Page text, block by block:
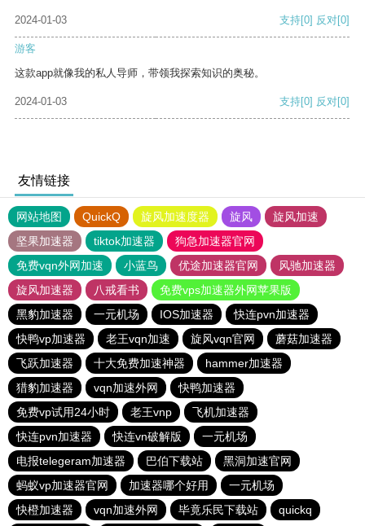
2024-01-03 支持[0] 反对[0]
游客
这款app就像我的私人导师，带领我探索知识的奥秘。
2024-01-03 支持[0] 反对[0]
友情链接
网站地图 QuickQ 旋风加速度器 旋风
旋风加速
坚果加速器
tiktok加速器
狗急加速器官网
免费vqn外网加速
小蓝鸟 优途加速器官网
风驰加速器
旋风加速器
八戒看书
免费vps加速器外网苹果版
黑豹加速器
一元机场 IOS加速器
快连pvn加速器
快鸭vp加速器
老王vqn加速 旋风vqn官网
蘑菇加速器
飞跃加速器
十大免费加速神器
hammer加速器
猎豹加速器
vqn加速外网
快鸭加速器
免费vp试用24小时
老王vnp
飞机加速器
快连pvn加速器
快连vn破解版
一元机场
电报telegeram加速器
巴伯下载站
黑洞加速官网
蚂蚁vp加速器官网
加速器哪个好用
一元机场
快橙加速器
vqn加速外网 毕竟乐民下载站 quickq